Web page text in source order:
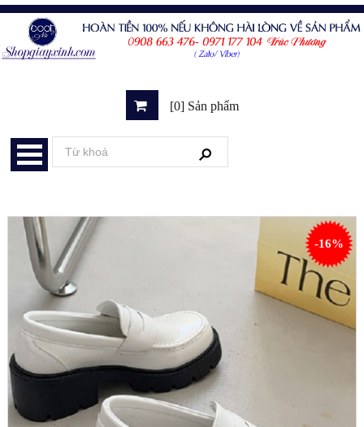
[0] Sản phẩm
-16%